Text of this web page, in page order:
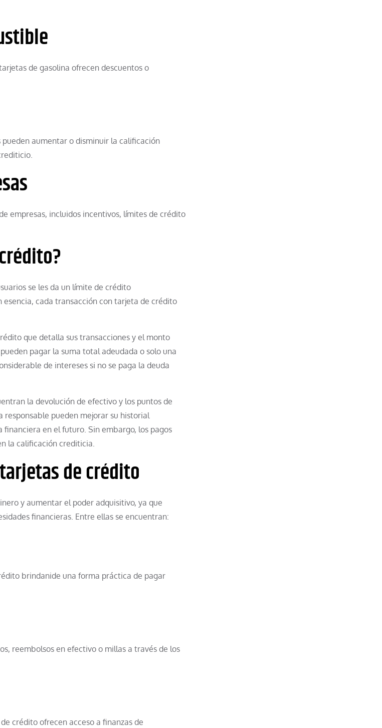
de gasolina ofrecen descuentos o
aumentar o disminuir la calificación
empresas, incluidos incentivos, límites de crédito
se les da un límite de crédito
cada transacción con tarjeta de crédito
que detalla sus transacciones y el monto
pagar la suma total adeudada o solo una
de intereses si no se paga la deuda
la devolución de efectivo y los puntos de
responsable pueden mejorar su historial
en el futuro. Sin embargo, los pagos
la calificación crediticia.
de crédito
y aumentar el poder adquisitivo, ya que
financieras. Entre ellas se encuentran:
brindanide una forma práctica de pagar
reembolsos en efectivo o millas a través de los
crédito ofrecen acceso a finanzas de